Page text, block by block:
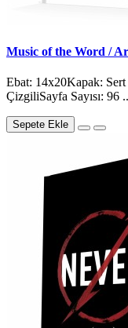
Music of the Word /
Ebat: 14x20Kapak: Sert
ÇizgiliSayfa Sayısı: 96 ..
Sepete Ekle